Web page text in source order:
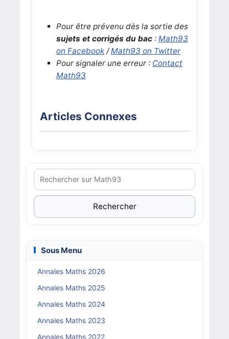
Pour être prévenu dès la sortie des
sujets et corrigés du bac: Math93
on Facebook/Math93 on Twitter
Pour signaler une erreur : Contact
Math93
Articles Connexes
Rechercher
Sous Menu
Annales Maths 2026
Annales Maths 2025
Annales Maths 2024
Annales Maths 2023
Annales Maths 2022